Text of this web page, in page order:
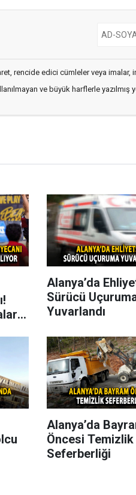
rencide edici cümleler veya imalar,
ve büyük harflerle yazılmış
Alanya’da
Sürücü
Yuvarlandı
Alanya’da
Öncesi Temizlik
Seferberliği